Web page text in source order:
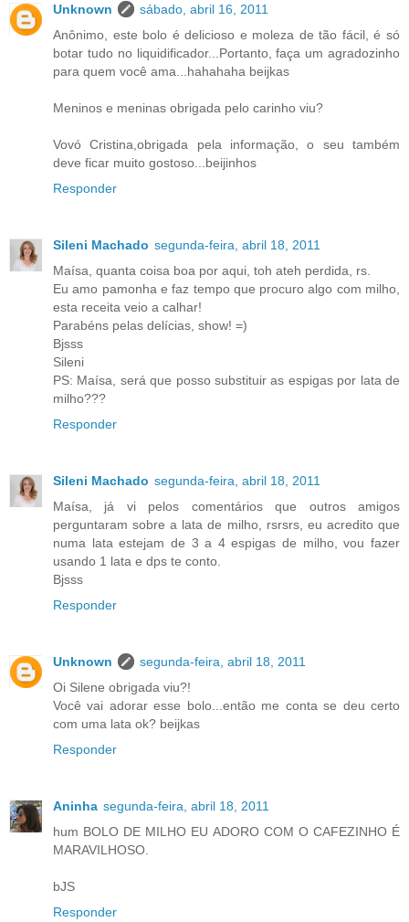
Unknown
sábado, abril 16, 2011
Anônimo, este bolo é delicioso e moleza de tão fácil, é só
botar tudo no liquidificador...Portanto, faça um agradozinho
para quem você ama...hahahaha beijkas
Meninos e meninas obrigada pelo carinho viu?
Vovó Cristina,obrigada pela informação, o seu também
deve ficar muito gostoso...beijinhos
Responder
Sileni Machado segunda-feira, abril 18, 2011
Maísa, quanta coisa boa por aqui, toh ateh perdida, rs.
Eu amo pamonha e faz tempo que procuro algo com milho,
esta receita veio a calhar!
Parabéns pelas delícias, show! =)
Bjsss
Sileni
PS: Maísa, será que posso substituir as espigas por lata de
milho???
Responder
Sileni Machado segunda-feira, abril 18, 2011
Maísa, já vi pelos comentários que outros amigos
perguntaram sobre a lata de milho, rsrsrs, eu acredito que
numa lata estejam de 3 a 4 espigas de milho, vou fazer
usando 1 lata e dps te conto.
Bjsss
Responder
Unknown
segunda-feira, abril 18, 2011
Oi Silene obrigada viu?!
Você vai adorar esse bolo...então me conta se deu certo
com uma lata ok? beijkas
Responder
Aninha segunda-feira, abril 18, 2011
hum BOLO DE MILHO EU ADORO COM O CAFEZINHO É
MARAVILHOSO.
bJS
Responder